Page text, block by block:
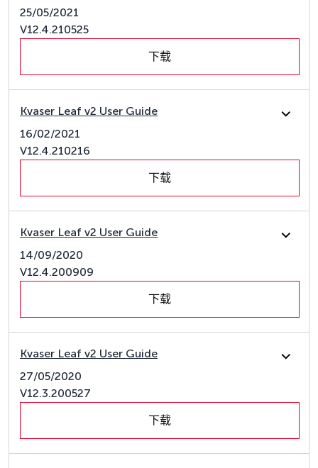
25/05/2021
V12.4.210525
下载
Kvaser Leaf v2 User Guide
16/02/2021
V12.4.210216
下载
Kvaser Leaf v2 User Guide
14/09/2020
V12.4.200909
下载
Kvaser Leaf v2 User Guide
27/05/2020
V12.3.200527
下载